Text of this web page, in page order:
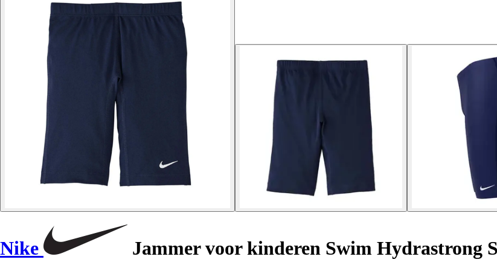
Nike Jammer voor kinderen Swim Hydrastrong